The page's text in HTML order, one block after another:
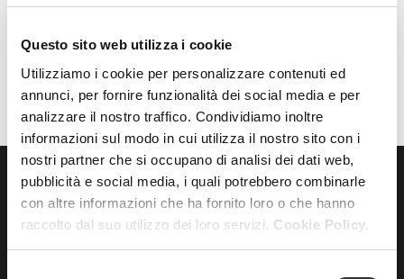
Questo sito web utilizza i cookie
Utilizziamo i cookie per personalizzare contenuti ed
annunci, per fornire funzionalità dei social media e per
analizzare il nostro traffico. Condividiamo inoltre
informazioni sul modo in cui utilizza il nostro sito con i
nostri partner che si occupano di analisi dei dati web,
pubblicità e social media, i quali potrebbero combinarle
con altre informazioni che ha fornito loro o che hanno
raccolto dal suo utilizzo dei loro servizi. Cookie Policy.
FILTRI
ISCRIVITIalla nostra
NEWSLETTER